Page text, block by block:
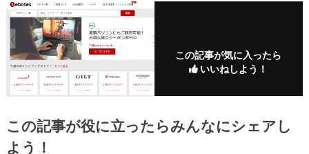
この記事が気に入ったら
いいねしよう！
この記事が役に立ったらみんなにシェアし
よう！